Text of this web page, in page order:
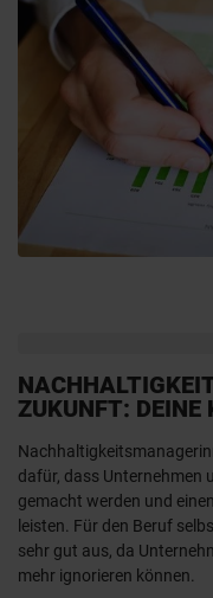
ZUKUNFT: DEINE
dafür, dass Unternehmen
gemacht werden und
leisten. Für den Beruf
sehr gut aus, da
mehr ignorieren können.